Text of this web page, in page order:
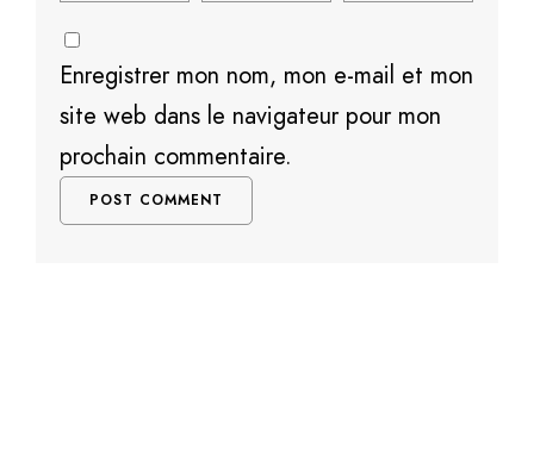
Enregistrer mon nom, mon e-mail et mon
site web dans le navigateur pour mon
prochain commentaire.